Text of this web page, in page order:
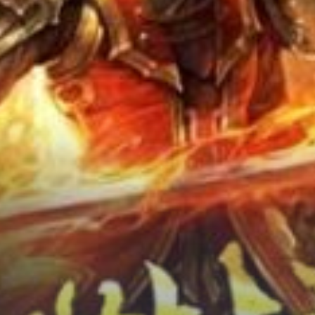
Chữa Lành
Sủng
Trả Thù
Gia Đình
Hài Hước
Trọng Sinh
Hào Môn Thế Gia
Sảng Văn
Ngược
Đoản Văn